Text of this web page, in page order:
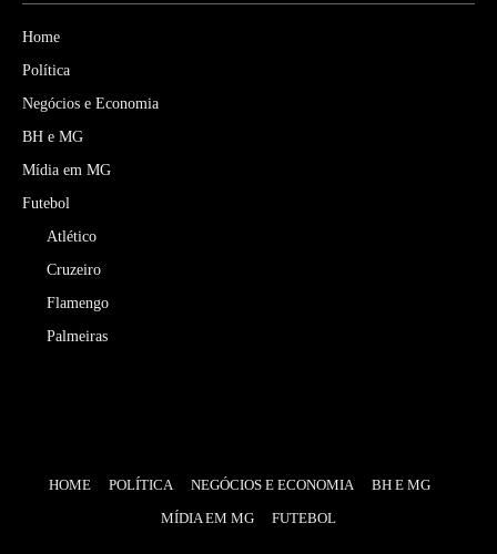
Home
Política
Negócios e Economia
BH e MG
Mídia em MG
Futebol
Atlético
Cruzeiro
Flamengo
Palmeiras
HOME POLÍTICA NEGÓCIOS E ECONOMIA
BH E MG
MÍDIA EM MG
FUTEBOL